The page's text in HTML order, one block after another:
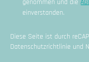
genommen und die
einverstanden.
Diese Seite ist durch
Datenschutzrichtlinie und